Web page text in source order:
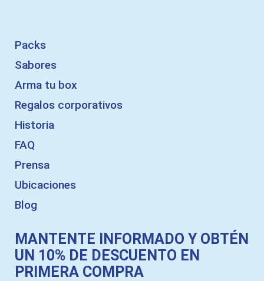
Packs
Sabores
Arma tu box
Regalos corporativos
Historia
FAQ
Prensa
Ubicaciones
Blog
MANTENTE INFORMADO Y OBTÉN
UN 10% DE DESCUENTO EN
PRIMERA COMPRA